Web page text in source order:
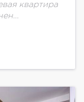
квартира